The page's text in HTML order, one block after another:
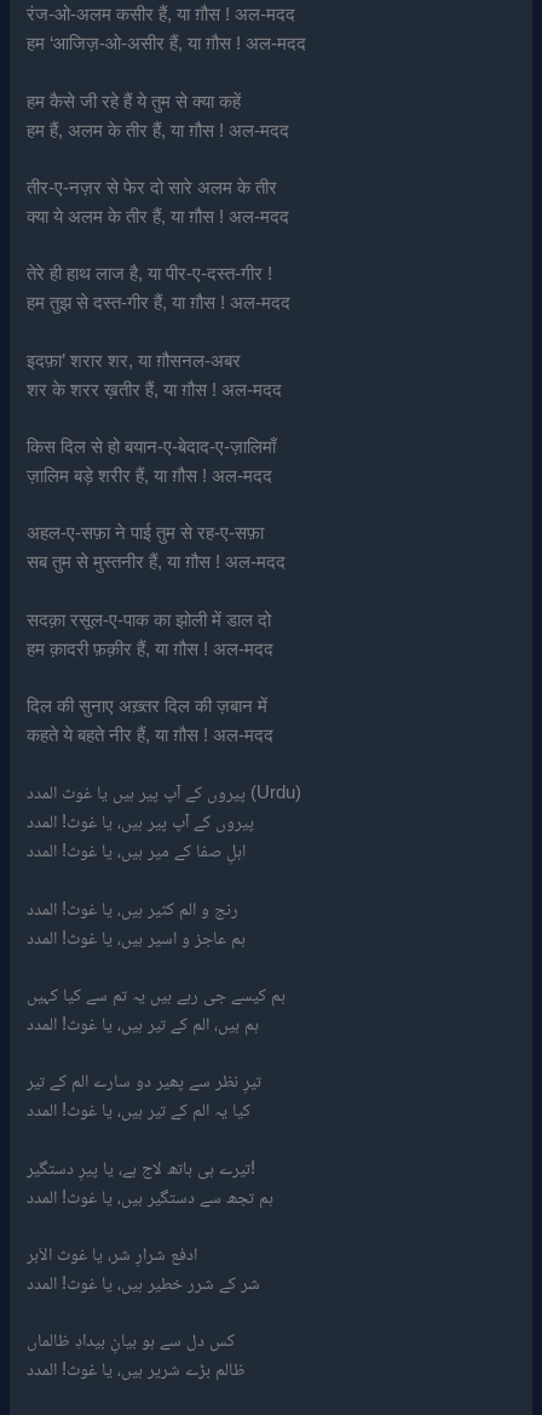
रंज-ओ-अलम कसीर हैं, या ग़ौस ! अल-मदद
हम ‘आजिज़-ओ-असीर हैं, या ग़ौस ! अल-मदद
हम कैसे जी रहे हैं ये तुम से क्या कहें
हम हैं, अलम के तीर हैं, या ग़ौस ! अल-मदद
तीर-ए-नज़र से फेर दो सारे अलम के तीर
क्या ये अलम के तीर हैं, या ग़ौस ! अल-मदद
तेरे ही हाथ लाज है, या पीर-ए-दस्त-गीर !
हम तुझ से दस्त-गीर हैं, या ग़ौस ! अल-मदद
इदफ़ा’ शरार शर, या ग़ौसनल-अबर
शर के शरर ख़तीर हैं, या ग़ौस ! अल-मदद
किस दिल से हो बयान-ए-बेदाद-ए-ज़ालिमाँ
ज़ालिम बड़े शरीर हैं, या ग़ौस ! अल-मदद
अहल-ए-सफ़ा ने पाई तुम से रह-ए-सफ़ा
सब तुम से मुस्तनीर हैं, या ग़ौस ! अल-मदद
सदक़ा रसूल-ए-पाक का झोली में डाल दो
हम क़ादरी फ़क़ीर हैं, या ग़ौस ! अल-मदद
दिल की सुनाए अख़्तर दिल की ज़बान में
कहते ये बहते नीर हैं, या ग़ौस ! अल-मदद
پیروں کے آپ پیر ہیں یا غوث المدد (Urdu)
پیروں کے آپ پیر ہیں، یا غوث! المدد
اہلِ صفا کے میر ہیں، یا غوث! المدد
رنج و الم کثیر ہیں، یا غوث! المدد
ہم عاجز و اسیر ہیں، یا غوث! المدد
ہم کیسے جی رہے ہیں یہ تم سے کیا کہیں
ہم ہیں، الم کے تیر ہیں، یا غوث! المدد
تیرِ نظر سے پھیر دو سارے الم کے تیر
کیا یہ الم کے تیر ہیں، یا غوث! المدد
تیرے ہی ہاتھ لاج ہے، یا پیرِ دستگیر!
ہم تجھ سے دستگیر ہیں، یا غوث! المدد
ادفع شرارِ شر، یا غوث الاَبر
شر کے شرر خطیر ہیں، یا غوث! المدد
کس دل سے ہو بیانِ بیدادِ ظالماں
ظالم بڑے شریر ہیں، یا غوث! المدد